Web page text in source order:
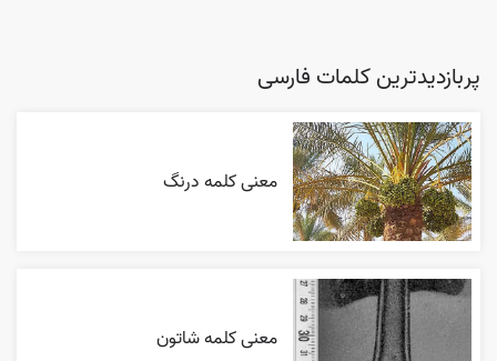
پربازدیدترین کلمات فارسی
معنی کلمه درنگ
معنی کلمه شاتون